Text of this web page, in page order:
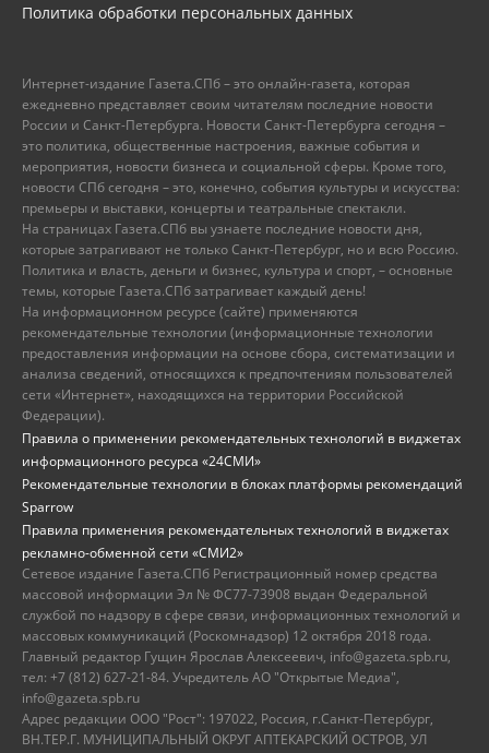
Политика обработки персональных данных
Интернет-издание Газета.СПб – это онлайн-газета, которая
ежедневно представляет своим читателям последние новости
России и Санкт-Петербурга. Новости Санкт-Петербурга сегодня –
это политика, общественные настроения, важные события и
мероприятия, новости бизнеса и социальной сферы. Кроме того,
новости СПб сегодня – это, конечно, события культуры и искусства:
премьеры и выставки, концерты и театральные спектакли.
На страницах Газета.СПб вы узнаете последние новости дня,
которые затрагивают не только Санкт-Петербург, но и всю Россию.
Политика и власть, деньги и бизнес, культура и спорт, – основные
темы, которые Газета.СПб затрагивает каждый день!
На информационном ресурсе (сайте) применяются
рекомендательные технологии (информационные технологии
предоставления информации на основе сбора, систематизации и
анализа сведений, относящихся к предпочтениям пользователей
сети «Интернет», находящихся на территории Российской
Федерации).
Правила о применении рекомендательных технологий в виджетах
информационного ресурса «24СМИ»
Рекомендательные технологии в блоках платформы рекомендаций
Sparrow
Правила применения рекомендательных технологий в виджетах
рекламно-обменной сети «СМИ2»
Сетевое издание Газета.СПб Регистрационный номер средства
массовой информации Эл № ФС77-73908 выдан Федеральной
службой по надзору в сфере связи, информационных технологий и
массовых коммуникаций (Роскомнадзор) 12 октября 2018 года.
Главный редактор Гущин Ярослав Алексеевич, info@gazeta.spb.ru,
тел: +7 (812) 627-21-84. Учредитель АО "Открытые Медиа",
info@gazeta.spb.ru
Адрес редакции ООО "Рост": 197022, Россия, г.Санкт-Петербург,
ВН.ТЕР.Г. МУНИЦИПАЛЬНЫЙ ОКРУГ АПТЕКАРСКИЙ ОСТРОВ, УЛ